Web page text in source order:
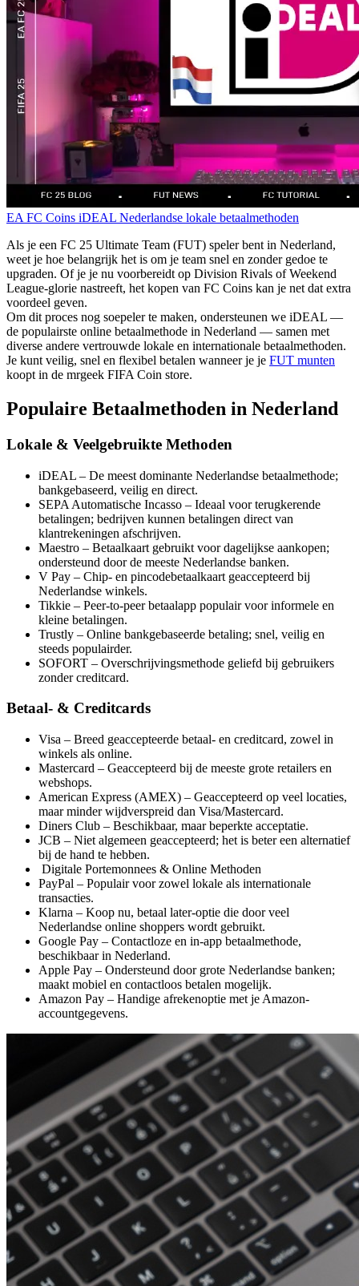
EA FC Coins iDEAL Nederlandse lokale betaalmethoden
Als je een FC 25 Ultimate Team (FUT) speler bent in Nederland,
weet je hoe belangrijk het is om je team snel en zonder gedoe te
upgraden. Of je je nu voorbereidt op Division Rivals of Weekend
League-glorie nastreeft, het kopen van FC Coins kan je net dat extra
voordeel geven.
Om dit proces nog soepeler te maken, ondersteunen we iDEAL —
de populairste online betaalmethode in Nederland — samen met
diverse andere vertrouwde lokale en internationale betaalmethoden.
Je kunt veilig, snel en flexibel betalen wanneer je je FUT munten
koopt in de mrgeek FIFA Coin store.
Populaire Betaalmethoden in Nederland
Lokale & Veelgebruikte Methoden
iDEAL – De meest dominante Nederlandse betaalmethode;
bankgebaseerd, veilig en direct.
SEPA Automatische Incasso – Ideaal voor terugkerende
betalingen; bedrijven kunnen betalingen direct van
klantrekeningen afschrijven.
Maestro – Betaalkaart gebruikt voor dagelijkse aankopen;
ondersteund door de meeste Nederlandse banken.
V Pay – Chip- en pincodebetaalkaart geaccepteerd bij
Nederlandse winkels.
Tikkie – Peer-to-peer betaalapp populair voor informele en
kleine betalingen.
Trustly – Online bankgebaseerde betaling; snel, veilig en
steeds populairder.
SOFORT – Overschrijvingsmethode geliefd bij gebruikers
zonder creditcard.
Betaal- & Creditcards
Visa – Breed geaccepteerde betaal- en creditcard, zowel in
winkels als online.
Mastercard – Geaccepteerd bij de meeste grote retailers en
webshops.
American Express (AMEX) – Geaccepteerd op veel locaties,
maar minder wijdverspreid dan Visa/Mastercard.
Diners Club – Beschikbaar, maar beperkte acceptatie.
JCB – Niet algemeen geaccepteerd; het is beter een alternatief
bij de hand te hebben.
Digitale Portemonnees & Online Methoden
PayPal – Populair voor zowel lokale als internationale
transacties.
Klarna – Koop nu, betaal later-optie die door veel
Nederlandse online shoppers wordt gebruikt.
Google Pay – Contactloze en in-app betaalmethode,
beschikbaar in Nederland.
Apple Pay – Ondersteund door grote Nederlandse banken;
maakt mobiel en contactloos betalen mogelijk.
Amazon Pay – Handige afrekenoptie met je Amazon-
accountgegevens.